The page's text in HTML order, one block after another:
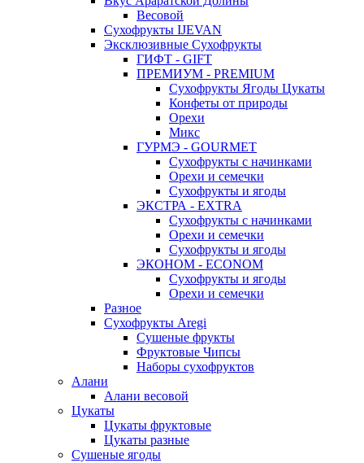
Весовой
Сухофрукты IJEVAN
Эксклюзивные Сухофрукты
ГИФТ - GIFT
ПРЕМИУМ - PREMIUM
Сухофрукты Ягоды Цукаты
Конфеты от природы
Орехи
Микс
ГУРМЭ - GOURMET
Сухофрукты с начинками
Орехи и семечки
Сухофрукты и ягоды
ЭКСТРА - EXTRA
Сухофрукты с начинками
Орехи и семечки
Сухофрукты и ягоды
ЭКОНОМ - ECONOM
Сухофрукты и ягоды
Орехи и семечки
Разное
Сухофрукты Aregi
Сушеные фрукты
Фруктовые Чипсы
Наборы сухофруктов
Алани
Алани весовой
Цукаты
Цукаты фруктовые
Цукаты разные
Сушеные ягоды